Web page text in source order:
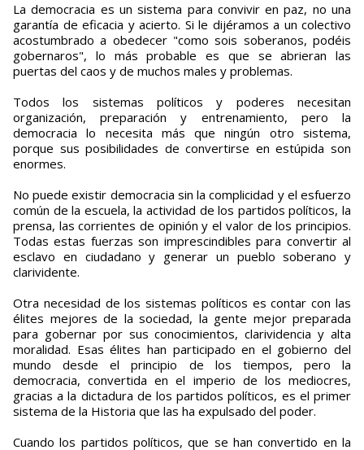
La democracia es un sistema para convivir en paz, no una
garantía de eficacia y acierto. Si le dijéramos a un colectivo
acostumbrado a obedecer "como sois soberanos, podéis
gobernaros", lo más probable es que se abrieran las
puertas del caos y de muchos males y problemas.
Todos los sistemas políticos y poderes necesitan
organización, preparación y entrenamiento, pero la
democracia lo necesita más que ningún otro sistema,
porque sus posibilidades de convertirse en estúpida son
enormes.
No puede existir democracia sin la complicidad y el esfuerzo
común de la escuela, la actividad de los partidos políticos, la
prensa, las corrientes de opinión y el valor de los principios.
Todas estas fuerzas son imprescindibles para convertir al
esclavo en ciudadano y generar un pueblo soberano y
clarividente.
Otra necesidad de los sistemas políticos es contar con las
élites mejores de la sociedad, la gente mejor preparada
para gobernar por sus conocimientos, clarividencia y alta
moralidad. Esas élites han participado en el gobierno del
mundo desde el principio de los tiempos, pero la
democracia, convertida en el imperio de los mediocres,
gracias a la dictadura de los partidos políticos, es el primer
sistema de la Historia que las ha expulsado del poder.
Cuando los partidos políticos, que se han convertido en la